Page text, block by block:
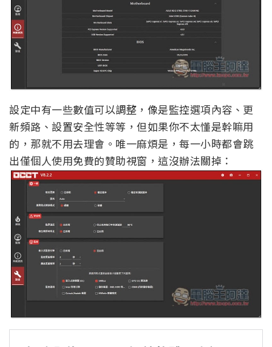
設定中有一些數值可以調整，像是監控選項內容、更
新頻路、設置安全性等等，但如果你不太懂是幹嘛用
的，那就不用去理會。唯一麻煩是，每一小時都會跳
出僅個人使用免費的贊助視窗，這沒辦法關掉：